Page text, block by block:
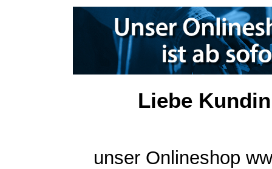
Liebe
unser Onlineshop